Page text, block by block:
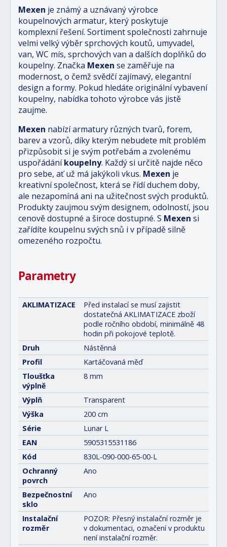
Mexen je známý a uznávaný výrobce
koupelnových armatur, který poskytuje
komplexní řešení. Sortiment společnosti zahrnuje
velmi velký výběr sprchových koutů, umyvadel,
van, WC mís, sprchových van a dalších doplňků do
koupelny. Značka Mexen se zaměřuje na
modernost, o čemž svědčí zajímavý, elegantní
design a formy. Pokud hledáte originální vybavení
koupelny, nabídka tohoto výrobce vás jistě
zaujme.
Mexen nabízí armatury různých tvarů, forem,
barev a vzorů, díky kterým nebudete mít problém
přizpůsobit si je svým potřebám a zvolenému
uspořádání koupelny. Každý si určitě najde něco
pro sebe, ať už má jakýkoli vkus. Mexen je
kreativní společnost, která se řídí duchem doby,
ale nezapomíná ani na užitečnost svých produktů.
Produkty zaujmou svým designem, odolností, jsou
cenově dostupné a široce dostupné. S Mexen si
zařídíte koupelnu svých snů i v případě silně
omezeného rozpočtu.
Parametry
AKLIMATIZACE
Před instalací se musí zajistit
dostatečná AKLIMATIZACE zboží
podle ročního období, minimálně 48
hodin při pokojové teplotě.
Druh
Nástěnná
Profil
Kartáčovaná měď
Tloušťka
výplně
8 mm
Výplň
Transparent
Výška
200 cm
Série
Lunar L
EAN
5905315531186
Kód
830L-090-000-65-00-L
Ochranný
povrch
Ano
Bezpečnostní
sklo
Ano
Instalační
rozměr
POZOR: Přesný instalační rozměr je
v dokumentaci, označení v produktu
není instalační rozměr.